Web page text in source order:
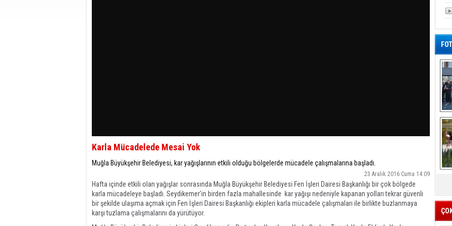
Karla Mücadelede Mesai Yok
Muğla Büyükşehir Belediyesi, kar yağışlarının etkili olduğu bölgelerde mücadele çalışmalarına başladı.
23 Aralık 2016 Cuma 14:09
Hafta içinde etkili olan yağışlar sonrasında Muğla Büyükşehir Belediyesi Fen İşleri Dairesi Başkanlığı bir çok bölgede
karla mücadeleye başladı. Seydikemer’in birden fazla mahallesinde kar yağışı nedeniyle kapanan yolları tekrar güvenli
bir şekilde ulaşıma açmak için Fen İşleri Dairesi Başkanlığı ekipleri karla mücadele çalışmaları ile birlikte buzlanmaya
karşı tuzlama çalışmalarını da yürütüyor.